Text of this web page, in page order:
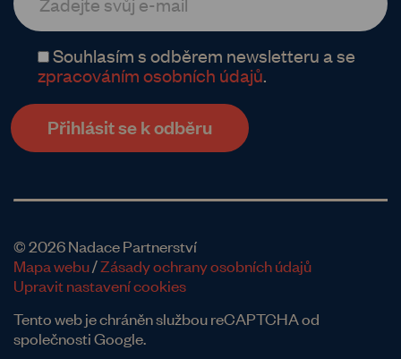
Souhlasím s odběrem newsletteru a se
zpracováním osobních údajů.
© 2026 Nadace Partnerství
Mapa webu/Zásady ochrany osobních údajů
Upravit nastavení cookies
Tento web je chráněn službou reCAPTCHA od
společnosti Google.